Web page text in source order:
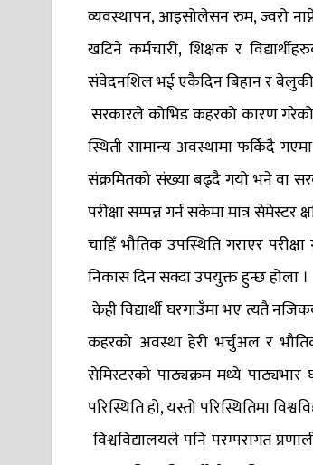
व्यवस्थापन, आइसोलेसन रुम, ज्वरो
खटिने कर्मचारी, शिक्षक र
संवेदनशिल भई एकैदिन बिहान र बेलुकी
सरकारले कोभिड कहरको कारण
स्थिती सामान्य अवस्थामा फर्किदै
संक्रमितको संख्या बढ्दै गयो भने वा
परीक्षा सम्पन्न गर्न सकेमा मात्र
चाहिँ भौतिक उपस्थिति गराएर
निकास दिन सक्दा उपयुक्त हुन्छ होला ।
केही विद्यार्थी घरगाउँमा भए त्यतै
कहरको अवस्था हेरी भर्चुअल र
सेमिस्टरको पाठ्यक्रम मध्ये
परिस्थिति हो, यस्तो परिस्थितिमा
विश्वविद्यालयले पनि परम्परागत